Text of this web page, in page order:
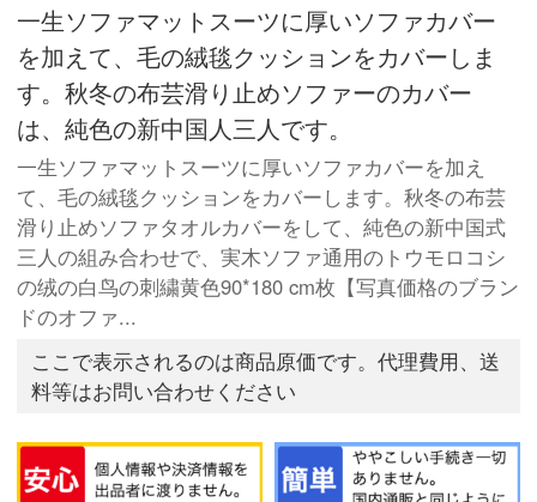
一生ソファマットスーツに厚いソファカバー
を加えて、毛の絨毯クッションをカバーしま
す。秋冬の布芸滑り止めソファーのカバー
は、純色の新中国人三人です。
一生ソファマットスーツに厚いソファカバーを加え
て、毛の絨毯クッションをカバーします。秋冬の布芸
滑り止めソファタオルカバーをして、純色の新中国式
三人の組み合わせで、実木ソファ通用のトウモロコシ
の绒の白鸟の刺繍黄色90*180 cm枚【写真価格のブラン
ドのオファ...
ここで表示されるのは商品原価です。代理費用、送
料等はお問い合わせください